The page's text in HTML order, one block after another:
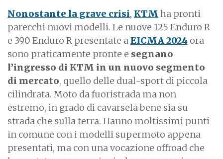
Nonostante la grave crisi, KTM ha pronti
parecchi nuovi modelli. Le nuove 125 Enduro R
e 390 Enduro R presentate aEICMA 2024 ora
sono praticamente pronte e segnano
l’ingresso di KTM in un nuovo segmento
di mercato, quello delle dual-sport di piccola
cilindrata. Moto da fuoristrada ma non
estremo, in grado di cavarsela bene sia su
strada che sulla terra. Hanno moltissimi punti
in comune con i modelli supermoto appena
presentati, ma con una vocazione offroad che